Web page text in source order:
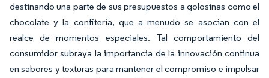
destinando una parte de sus presupuestos a golosinas como el
chocolate y la confitería, que a menudo se asocian con el
realce de momentos especiales. Tal comportamiento del
consumidor subraya la importancia de la innovación continua
en sabores y texturas para mantener el compromiso e impulsar